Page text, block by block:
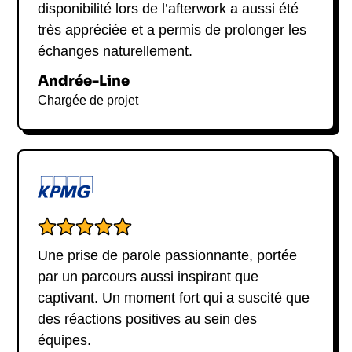
Alexandra Roulet est professeure associée
d’économie à l’INSEAD. Elle est également
chercheuse affiliée au CEPR et membre du
académique contribue à la solidité de sa parole :
ancienne élève de l’École normale supérieure à
Paris, passée par l’École d’économie de Paris, elle
a soutenu son doctorat en économie à Harvard en
un ancrage fort dans les réalités françaises, lui
les grands sujets de politique économique,
d’emploi et de transformation du travail.
Un parcours entre
recherche de haut
disponibilité lors de l’afterwork a aussi été
très appréciée et a permis de prolonger les
échanges naturellement.
Andrée-Line
Chargée de projet
Une prise de parole passionnante, portée
par un parcours aussi inspirant que
captivant. Un moment fort qui a suscité que
des réactions positives au sein des
équipes.